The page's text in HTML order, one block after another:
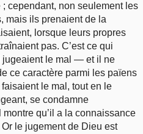
cependant, non seulement les
mais ils prenaient de la
lorsque leurs propres
pas. C’est ce qui
jugeaient le mal — et il ne
ce caractère parmi les païens
le mal, tout en le
se condamne
qu’il a la connaissance
le jugement de Dieu est